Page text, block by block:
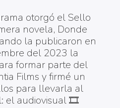
otorgó el Sello
novela, Donde
la publicaron en
del 2023 la
formar parte del
Films y firmé un
para llevarla al
el audiovisual 🎞️